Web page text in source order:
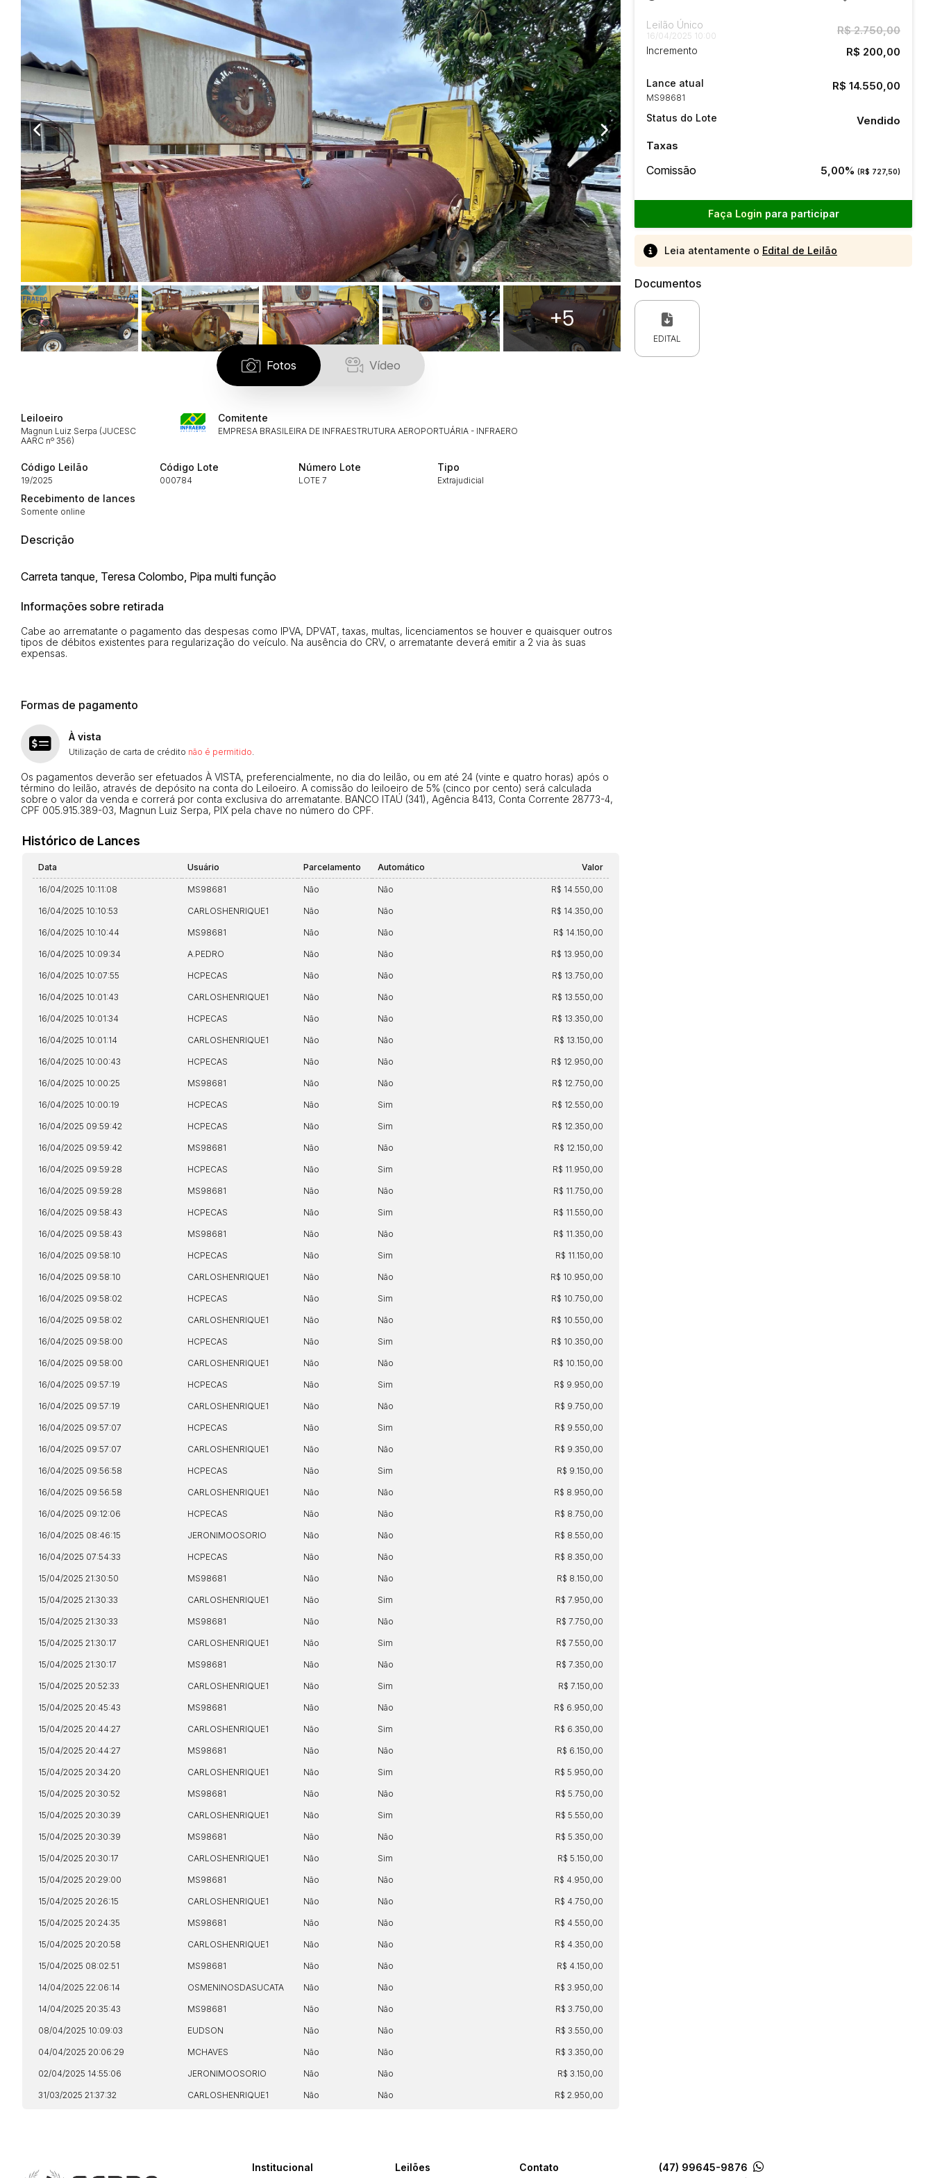
+5
Fotos Vídeo
Leilão Único
16/04/2025 10:00 R$ 2.750,00
Incremento R$ 200,00
Lance atual
MS98681
R$ 14.550,00
Status do Lote
Vendido
Taxas
Comissão 5,00% (R$ 727,50)
Faça Login para participar
Leia atentamente o Edital de Leilão
Documentos
EDITAL
Leiloeiro
Magnun Luiz Serpa (JUCESC
AARC nº 356)
Comitente
EMPRESA BRASILEIRA DE INFRAESTRUTURA AEROPORTUÁRIA - INFRAERO
Código Leilão
19/2025
Código Lote
000784
Número Lote
LOTE 7
Tipo
Extrajudicial
Recebimento de lances
Somente online
Descrição
Carreta tanque, Teresa Colombo, Pipa multi função
Informações sobre retirada
Cabe ao arrematante o pagamento das despesas como IPVA, DPVAT, taxas, multas, licenciamentos se houver e quaisquer outros
tipos de débitos existentes para regularização do veículo. Na ausência do CRV, o arrematante deverá emitir a 2 via às suas
expensas.
Formas de pagamento
À vista
Utilização de carta de crédito não é permitido.
Os pagamentos deverão ser efetuados À VISTA, preferencialmente, no dia do leilão, ou em até 24 (vinte e quatro horas) após o
término do leilão, através de depósito na conta do Leiloeiro. A comissão do leiloeiro de 5% (cinco por cento) será calculada
sobre o valor da venda e correrá por conta exclusiva do arrematante. BANCO ITAÚ (341), Agência 8413, Conta Corrente 28773-4,
CPF 005.915.389-03, Magnun Luiz Serpa, PIX pela chave no número do CPF.
Histórico de Lances
Data Usuário Parcelamento Automático Valor
16/04/2025 10:11:08 MS98681 Não Não R$ 14.550,00
16/04/2025 10:10:53 CARLOSHENRIQUE1 Não Não R$ 14.350,00
16/04/2025 10:10:44 MS98681 Não Não R$ 14.150,00
16/04/2025 10:09:34 A.PEDRO Não Não R$ 13.950,00
16/04/2025 10:07:55 HCPECAS Não Não R$ 13.750,00
16/04/2025 10:01:43 CARLOSHENRIQUE1 Não Não R$ 13.550,00
16/04/2025 10:01:34 HCPECAS Não Não R$ 13.350,00
16/04/2025 10:01:14 CARLOSHENRIQUE1 Não Não R$ 13.150,00
16/04/2025 10:00:43 HCPECAS Não Não R$ 12.950,00
16/04/2025 10:00:25 MS98681 Não Não R$ 12.750,00
16/04/2025 10:00:19 HCPECAS Não Sim R$ 12.550,00
16/04/2025 09:59:42 HCPECAS Não Sim R$ 12.350,00
16/04/2025 09:59:42 MS98681 Não Não R$ 12.150,00
16/04/2025 09:59:28 HCPECAS Não Sim R$ 11.950,00
16/04/2025 09:59:28 MS98681 Não Não R$ 11.750,00
16/04/2025 09:58:43 HCPECAS Não Sim R$ 11.550,00
16/04/2025 09:58:43 MS98681 Não Não R$ 11.350,00
16/04/2025 09:58:10 HCPECAS Não Sim R$ 11.150,00
16/04/2025 09:58:10 CARLOSHENRIQUE1 Não Não R$ 10.950,00
16/04/2025 09:58:02 HCPECAS Não Sim R$ 10.750,00
16/04/2025 09:58:02 CARLOSHENRIQUE1 Não Não R$ 10.550,00
16/04/2025 09:58:00 HCPECAS Não Sim R$ 10.350,00
16/04/2025 09:58:00 CARLOSHENRIQUE1 Não Não R$ 10.150,00
16/04/2025 09:57:19 HCPECAS Não Sim R$ 9.950,00
16/04/2025 09:57:19 CARLOSHENRIQUE1 Não Não R$ 9.750,00
16/04/2025 09:57:07 HCPECAS Não Sim R$ 9.550,00
16/04/2025 09:57:07 CARLOSHENRIQUE1 Não Não R$ 9.350,00
16/04/2025 09:56:58 HCPECAS Não Sim R$ 9.150,00
16/04/2025 09:56:58 CARLOSHENRIQUE1 Não Não R$ 8.950,00
16/04/2025 09:12:06 HCPECAS Não Não R$ 8.750,00
16/04/2025 08:46:15 JERONIMOOSORIO Não Não R$ 8.550,00
16/04/2025 07:54:33 HCPECAS Não Não R$ 8.350,00
15/04/2025 21:30:50 MS98681 Não Não R$ 8.150,00
15/04/2025 21:30:33 CARLOSHENRIQUE1 Não Sim R$ 7.950,00
15/04/2025 21:30:33 MS98681 Não Não R$ 7.750,00
15/04/2025 21:30:17 CARLOSHENRIQUE1 Não Sim R$ 7.550,00
15/04/2025 21:30:17 MS98681 Não Não R$ 7.350,00
15/04/2025 20:52:33 CARLOSHENRIQUE1 Não Sim R$ 7.150,00
15/04/2025 20:45:43 MS98681 Não Não R$ 6.950,00
15/04/2025 20:44:27 CARLOSHENRIQUE1 Não Sim R$ 6.350,00
15/04/2025 20:44:27 MS98681 Não Não R$ 6.150,00
15/04/2025 20:34:20 CARLOSHENRIQUE1 Não Sim R$ 5.950,00
15/04/2025 20:30:52 MS98681 Não Não R$ 5.750,00
15/04/2025 20:30:39 CARLOSHENRIQUE1 Não Sim R$ 5.550,00
15/04/2025 20:30:39 MS98681 Não Não R$ 5.350,00
15/04/2025 20:30:17 CARLOSHENRIQUE1 Não Sim R$ 5.150,00
15/04/2025 20:29:00 MS98681 Não Não R$ 4.950,00
15/04/2025 20:26:15 CARLOSHENRIQUE1 Não Não R$ 4.750,00
15/04/2025 20:24:35 MS98681 Não Não R$ 4.550,00
15/04/2025 20:20:58 CARLOSHENRIQUE1 Não Não R$ 4.350,00
15/04/2025 08:02:51 MS98681 Não Não R$ 4.150,00
14/04/2025 22:06:14 OSMENINOSDASUCATA Não Não R$ 3.950,00
14/04/2025 20:35:43 MS98681 Não Não R$ 3.750,00
08/04/2025 10:09:03 EUDSON Não Não R$ 3.550,00
04/04/2025 20:06:29 MCHAVES Não Não R$ 3.350,00
02/04/2025 14:55:06 JERONIMOOSORIO Não Não R$ 3.150,00
31/03/2025 21:37:32 CARLOSHENRIQUE1 Não Não R$ 2.950,00
Envie sua Proposta (Art. 895, CPC)
Data Usuário
14/04/2025 18:43:11 TIAGOFELIPE
14/04/2025 18:43:11 TIAGOFELIPE
14/04/2025 18:43:11 TIAGOFELIPE
Clique aqui para fazer login
Institucional Leilões Contato
(47) 99645-9876